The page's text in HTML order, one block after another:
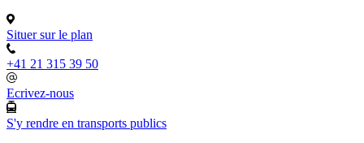
Situer sur le plan
+41 21 315 39 50
Ecrivez-nous
S'y rendre en transports publics